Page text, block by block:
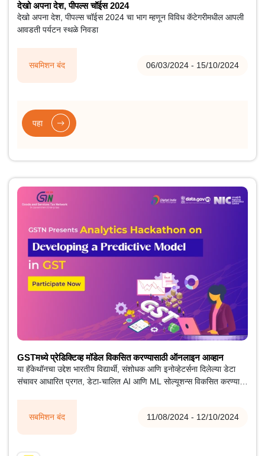
सबमिशन बंद 06/03/2024 - 15/10/2024
देखो अपना देश, पीपल्स चॉईस 2024
देखो अपना देश, पीपल्स चॉईस 2024 चा भाग म्हणून विविध कॅटेगरीमधील आपली
आवडती पर्यटन स्थळे निवडा
पहा
सबमिशन बंद 11/08/2024 - 12/10/2024
GSTमध्ये प्रेडिक्टिव्ह मॉडेल विकसित करण्यासाठी ऑनलाइन आव्हान
या हॅकेथॉनचा उद्देश भारतीय विद्यार्थी, संशोधक आणि इनोव्हेटर्सना दिलेल्या डेटा
संचावर आधारित प्रगत, डेटा-चालित AI आणि ML सोल्यूशन्स विकसित करण्यात
असतील. हा डेटा अनामिक, काटेकोरपणे लेबल केला जातो आणि त्यात प्रशिक्षण,
चाचणी आणि GSTN द्वारे अंतिम मूल्यमापनासाठी विशेषत: राखीव नसलेले उपसंच